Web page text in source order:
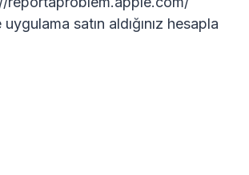
uygulama satın aldığınız hesapla